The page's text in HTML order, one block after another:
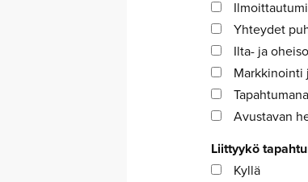
Yhteydet
Ilta- ja
Markkinointi
Avustavan
Liittyykö
Kyllä